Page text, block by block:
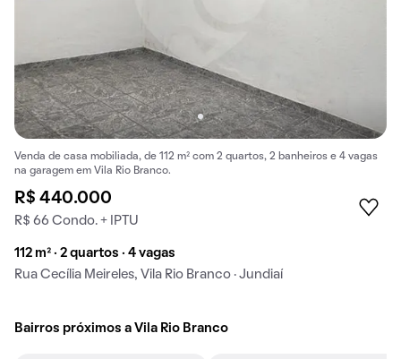
Venda de casa mobiliada, de 112 m² com 2 quartos, 2 banheiros e 4 vagas
na garagem em Vila Rio Branco.
R$ 440.000
R$ 66 Condo. + IPTU
112 m² · 2 quartos · 4 vagas
Rua Cecília Meireles, Vila Rio Branco · Jundiaí
Bairros próximos a Vila Rio Branco